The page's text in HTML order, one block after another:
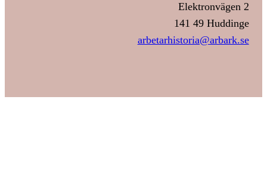
Elektronvägen 2
141 49 Huddinge
arbetarhistoria@arbark.se